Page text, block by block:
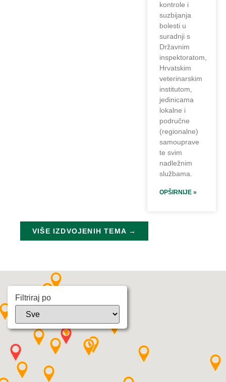
kontrole i
suzbijanja
bolesti u
suradnji s
Državnim
inspektoratom,
Hrvatskim
veterinarskim
institutom,
jedinicama
lokalne i
područne
(regionalne)
samouprave
te svim
nadležnim
službama.
OPŠIRNIJE »
VIŠE IZDVOJENIH TEMA →
Filtriraj po